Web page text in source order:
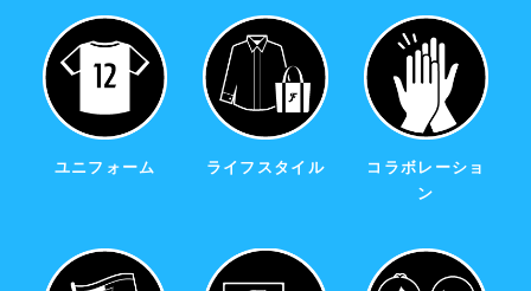
ユニフォーム ライフスタイル
コラボレーショ
ン